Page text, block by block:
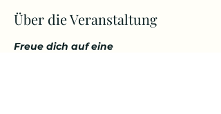
Über die Veranstaltung
Freue dich auf eine